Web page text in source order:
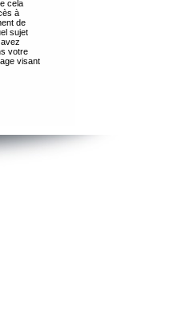
cela
à
de
sujet
votre
visant